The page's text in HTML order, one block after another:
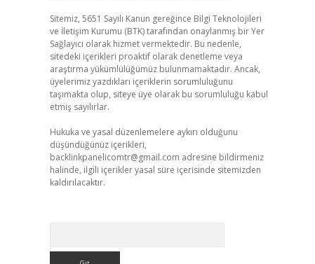
Sitemiz, 5651 Sayılı Kanun gereğince Bilgi Teknolojileri
ve İletişim Kurumu (BTK) tarafından onaylanmış bir Yer
Sağlayıcı olarak hizmet vermektedir. Bu nedenle,
sitedeki içerikleri proaktif olarak denetleme veya
araştırma yükümlülüğümüz bulunmamaktadır. Ancak,
üyelerimiz yazdıkları içeriklerin sorumluluğunu
taşımakta olup, siteye üye olarak bu sorumluluğu kabul
etmiş sayılırlar.
Hukuka ve yasal düzenlemelere aykırı olduğunu
düşündüğünüz içerikleri,
backlinkpanelicomtr@gmail.com adresine bildirmeniz
halinde, ilgili içerikler yasal süre içerisinde sitemizden
kaldırılacaktır.